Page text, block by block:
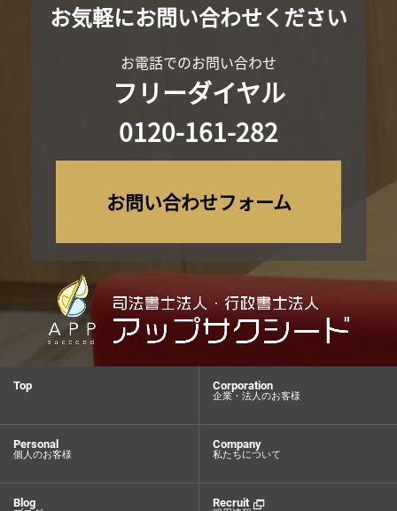
お気軽にお問い合わせください
お電話でのお問い合わせ
フリーダイヤル
0120-161-282
お問い合わせフォーム
Top Corporation
企業・法人のお客様
Personal
個人のお客様
Company
私たちについて
Blog Recruit